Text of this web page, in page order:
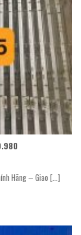
Hãng – Giao [...]